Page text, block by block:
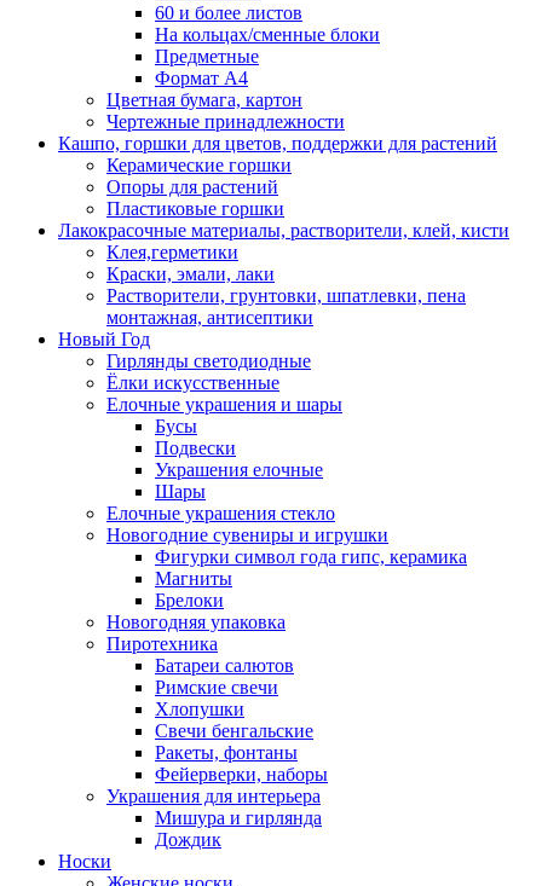
60 и более листов
На кольцах/сменные блоки
Предметные
Формат А4
Цветная бумага, картон
Чертежные принадлежности
Кашпо, горшки для цветов, поддержки для растений
Керамические горшки
Опоры для растений
Пластиковые горшки
Лакокрасочные материалы, растворители, клей, кисти
Клея,герметики
Краски, эмали, лаки
Растворители, грунтовки, шпатлевки, пена
монтажная, антисептики
Новый Год
Гирлянды светодиодные
Ёлки искусственные
Елочные украшения и шары
Бусы
Подвески
Украшения елочные
Шары
Елочные украшения стекло
Новогодние сувениры и игрушки
Фигурки символ года гипс, керамика
Магниты
Брелоки
Новогодняя упаковка
Пиротехника
Батареи салютов
Римские свечи
Хлопушки
Свечи бенгальские
Ракеты, фонтаны
Фейерверки, наборы
Украшения для интерьера
Мишура и гирлянда
Дождик
Носки